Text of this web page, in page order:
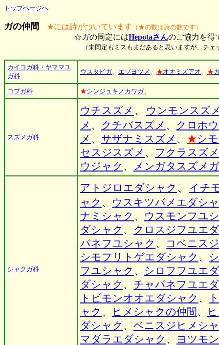
トップページヘ
ガの仲間 ★には詩がついています （★の数は詩の数です）
☆ガの同定にはHepotaさんのご協力を得
（未同定もミスもまだあると思いますが、チ
カイコガ科・ヤママユ
ガ科
ウスタビガ、 エゾヨツメ 、 ★オオミズアオ、 ★
コブガ科 ★シンジュキノカワガ、
スズメガ科
ウチスズメ 、
ウンモンスズ
メ 、 クチバスズメ 、 クロホ
メ 、 サザナミスズメ 、 ★シ
セスジスズメ 、 フクラスズメ
ウジャク 、 メンガタスズメガ
シャクガ科
アトジロエダシャク 、
イチ
ャク 、 ウスキツバメエダシ
ナミシャク 、 ウスモンフユ
ダシャク 、 クロスジフユエ
バネフユシャク 、
コベニス
シモフリトゲエダシャク 、
フユシャク 、 シロフフユエ
ダシャク 、 チャバネフユエ
トビモンオオエダシャク 、
ャク 、 ヒメシャクの仲間 、
ダシャク 、 ベニスジヒメシ
マダラエダシャク 、
ヨツモ